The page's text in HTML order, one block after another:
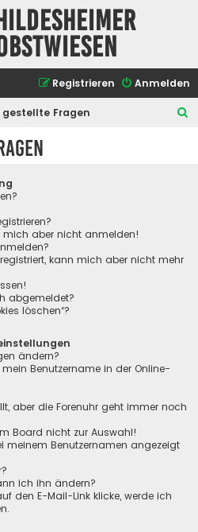
Anmelden
Registrieren
gestellte Fragen
mich aber nicht anmelden!
kann mich aber nicht mehr
abgemeldet?
löschen“?
ändern?
Benutzername in der Online-
aber die Forenuhr geht immer noch
Board nicht zur Auswahl!
meinem Benutzernamen angezeigt
ich ihn ändern?
den E-Mail-Link klicke, werde ich